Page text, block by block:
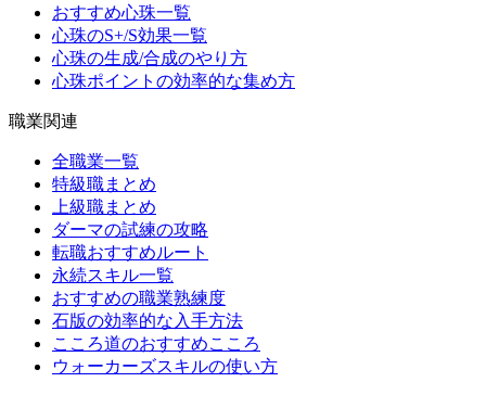
おすすめ心珠一覧
心珠のS+/S効果一覧
心珠の生成/合成のやり方
心珠ポイントの効率的な集め方
職業関連
全職業一覧
特級職まとめ
上級職まとめ
ダーマの試練の攻略
転職おすすめルート
永続スキル一覧
おすすめの職業熟練度
石版の効率的な入手方法
こころ道のおすすめこころ
ウォーカーズスキルの使い方